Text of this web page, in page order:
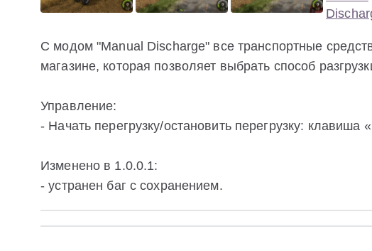
С модом "Manual Discharge" все транспортные
магазине, которая позволяет выбрать способ
Управление:
- Начать перегрузку/остановить перегрузку: клавиша «
Изменено в 1.0.0.1:
- устранен баг с сохранением.